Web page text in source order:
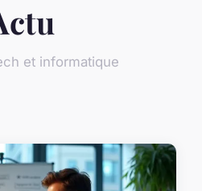
et informatique